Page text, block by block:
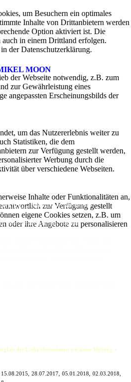
MOON
MIKEL MOON |Rock-Pop
allen Bühnen Europas zuhause.
und Live/Studiomusiker (No Angels, Rick
Blue) veröffentlichte er 2013 sein erstes
die neue Single "Losing Me" des bald
der Links übernehmen wir keine Haftung +
28.07.2017, 05.01.2018, 02.03.2018,
um Besuchern ein optimales
Inhalte von Drittanbietern werden
Option aktiviert ist. Die
in einem Drittland erfolgen.
der Datenschutzerklärung.
der Webseite notwendig, z.B. zum
zur Gewährleistung eines
angepassten Erscheinungsbilds der
um das Nutzererlebnis weiter zu
Statistiken, die dem
zur Verfügung gestellt werden,
Werbung durch die
über verschiedene Webseiten.
Inhalte oder Funktionalitäten an,
zur Verfügung gestellt
eigene Cookies setzen, z.B. um
oder ihre Angebote zu personalisieren